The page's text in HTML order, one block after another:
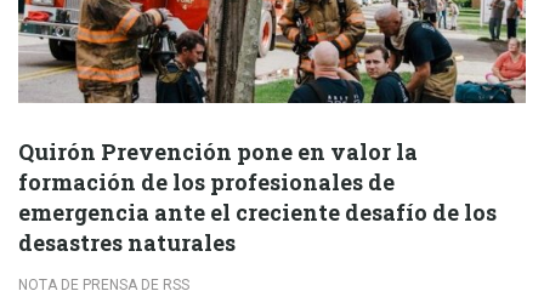
Quirón Prevención pone en valor la
formación de los profesionales de
emergencia ante el creciente desafío de los
desastres naturales
NOTA DE PRENSA DE RSS